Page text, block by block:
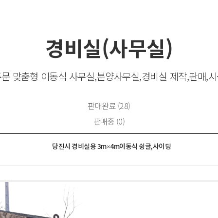
경비실(사무실)
맞춤형 이동식 사무실,분양사무실,경비실 제작,판매,
판매완료 (28)
판매중 (0)
당진시 경비실용 3m×4m이동식 슁글,사이딩